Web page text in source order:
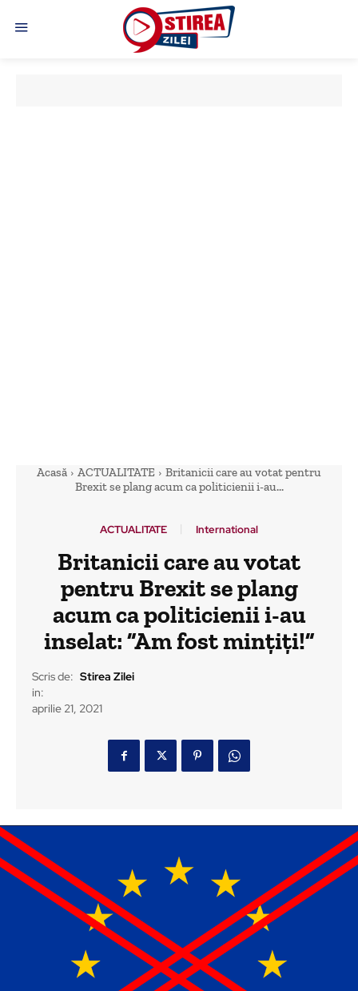
Acasă ACTUALITATE
Britanicii care au votat pentru
Brexit se plang acum ca politicienii i-au...
ACTUALITATE International
Britanicii care au votat
pentru Brexit se plang
acum ca politicienii i-au
inselat: ”Am fost mințiți!”
Scris de: Stirea Zilei
in:
aprilie 21, 2021